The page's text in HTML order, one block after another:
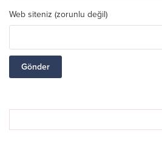
Web siteniz (zorunlu değil)